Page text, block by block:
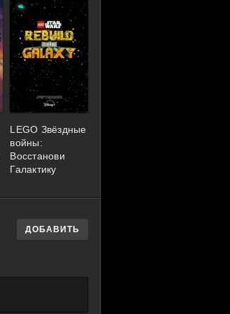
LEGO Звёздные
войны:
Восстанови
Галактику
ДОБАВИТЬ